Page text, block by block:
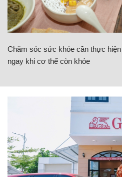
Chăm sóc sức khỏe cần thực hiện
ngay khi cơ thể còn khỏe